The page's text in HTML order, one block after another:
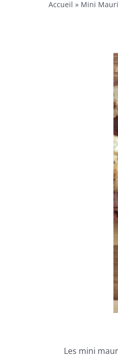
Accueil » Mini
Les mini